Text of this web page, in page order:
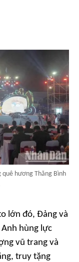
quê hương Thăng Bình
lớn đó, Đảng và
hùng lực
vũ trang và
truy tặng